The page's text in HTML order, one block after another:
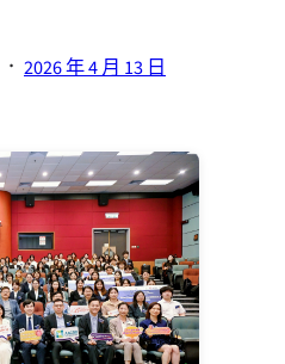
· 2026 年 4 月 13 日